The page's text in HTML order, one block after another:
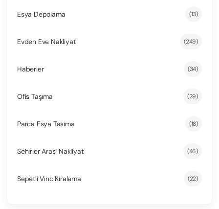
Esya Depolama (13)
Evden Eve Nakliyat (249)
Haberler (34)
Ofis Taşıma (29)
Parca Esya Tasima (18)
Sehirler Arasi Nakliyat (46)
Sepetli Vinc Kiralama (22)